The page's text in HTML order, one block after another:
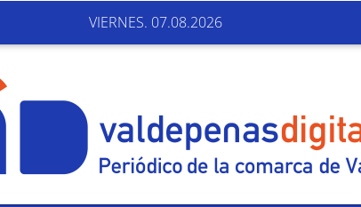
VIERNES. 07.08.2026